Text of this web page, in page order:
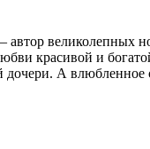
великолепных
красивой и
дочери. А